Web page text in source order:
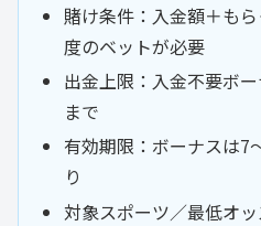
賭け条件：入金額＋も
度のベットが必要
出金上限：入金不要ボ
まで
有効期限：ボーナスは7
り
対象スポーツ／最低オ